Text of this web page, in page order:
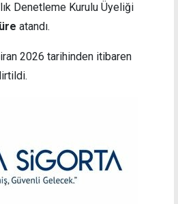
Denetleme Kurulu Üyeliği
atandı.
2026 tarihinden itibaren